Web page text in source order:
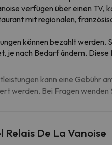
verfügen über einen
mit regionalen,
können bezahlt werden.
je nach Bedarf ändern.
kann eine Gebühr
werden. Bei Fragen wenden
De La Vanoise